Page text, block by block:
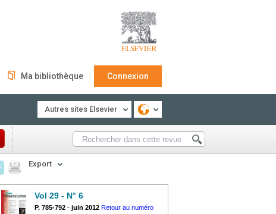
Ma bibliothèque Connexion
Autres sites Elsevier
Export
Vol 29 - N° 6
P. 785-792 - juin 2012 Retour au numéro